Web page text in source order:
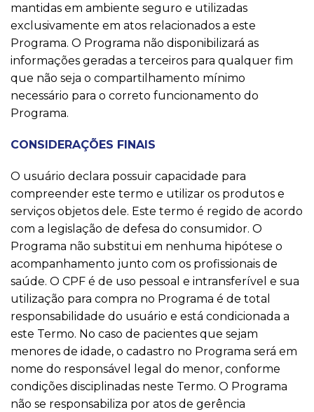
mantidas em ambiente seguro e utilizadas
exclusivamente em atos relacionados a este
Programa. O Programa não disponibilizará as
informações geradas a terceiros para qualquer fim
que não seja o compartilhamento mínimo
necessário para o correto funcionamento do
Programa.
CONSIDERAÇÕES FINAIS
O usuário declara possuir capacidade para
compreender este termo e utilizar os produtos e
serviços objetos dele. Este termo é regido de acordo
com a legislação de defesa do consumidor. O
Programa não substitui em nenhuma hipótese o
acompanhamento junto com os profissionais de
saúde. O CPF é de uso pessoal e intransferível e sua
utilização para compra no Programa é de total
responsabilidade do usuário e está condicionada a
este Termo. No caso de pacientes que sejam
menores de idade, o cadastro no Programa será em
nome do responsável legal do menor, conforme
condições disciplinadas neste Termo. O Programa
não se responsabiliza por atos de gerência